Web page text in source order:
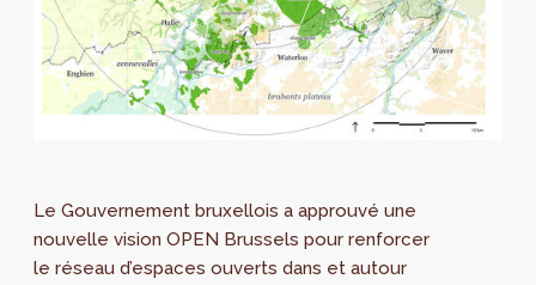
Le Gouvernement bruxellois a approuvé une
nouvelle vision OPEN Brussels pour renforcer
le réseau d’espaces ouverts dans et autour